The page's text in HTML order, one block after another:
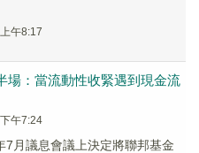
午8:17
場：當流動性收緊遇到現金流
午7:24
7月議息會議上決定將聯邦基金